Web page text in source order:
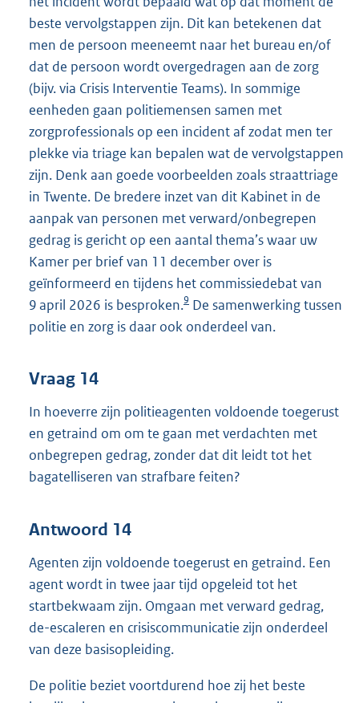
beste vervolgstappen zijn. Dit kan betekenen dat
men de persoon meeneemt naar het bureau en/of
dat de persoon wordt overgedragen aan de zorg
(bijv. via Crisis Interventie Teams). In sommige
eenheden gaan politiemensen samen met
zorgprofessionals op een incident af zodat men ter
plekke via triage kan bepalen wat de vervolgstappen
zijn. Denk aan goede voorbeelden zoals straattriage
in Twente. De bredere inzet van dit Kabinet in de
aanpak van personen met verward/onbegrepen
gedrag is gericht op een aantal thema’s waar uw
Kamer per brief van 11 december over is
geïnformeerd en tijdens het commissiedebat van
9 april 2026 is besproken.9 De samenwerking tussen
politie en zorg is daar ook onderdeel van.
Vraag 14
In hoeverre zijn politieagenten voldoende toegerust
en getraind om om te gaan met verdachten met
onbegrepen gedrag, zonder dat dit leidt tot het
bagatelliseren van strafbare feiten?
Antwoord 14
Agenten zijn voldoende toegerust en getraind. Een
agent wordt in twee jaar tijd opgeleid tot het
startbekwaam zijn. Omgaan met verward gedrag,
de-escaleren en crisiscommunicatie zijn onderdeel
van deze basisopleiding.
De politie beziet voortdurend hoe zij het beste